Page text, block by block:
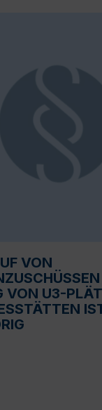
VON
VON U3-